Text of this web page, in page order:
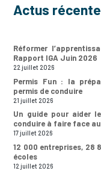
Actus
Réformer
Rapport IGA Juin 2026
22 juillet 2026
Permis Fun : la
permis de conduire
21 juillet 2026
Un guide pour aider
conduire à faire face
17 juillet 2026
12 000 entreprises, 28
écoles
12 juillet 2026